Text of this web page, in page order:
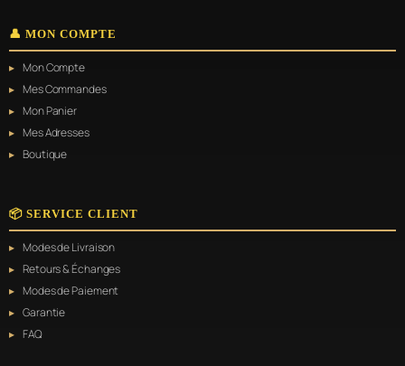
👤 MON COMPTE
Mon Compte
Mes Commandes
Mon Panier
Mes Adresses
Boutique
📦 SERVICE CLIENT
Modes de Livraison
Retours & Échanges
Modes de Paiement
Garantie
FAQ